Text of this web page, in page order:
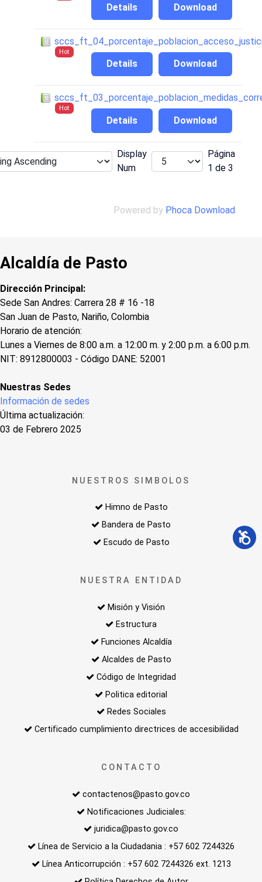
Download
Details
Hot
Download
Details
Hot
Download
Details
Display
Num
Página
1 de 3
Powered by Phoca Download
Alcaldía de Pasto
Dirección Principal:
Sede San Andres: Carrera 28 # 16 -18
San Juan de Pasto, Nariño, Colombia
Horario de atención:
Lunes a Viernes de 8:00 a.m. a 12:00 m. y 2:00 p.m. a 6:00 p.m.
NIT: 8912800003 - Código DANE: 52001
Nuestras Sedes
Información de sedes
Última actualización:
03 de Febrero 2025
NUESTROS SIMBOLOS
Himno de Pasto
Bandera de Pasto
Escudo de Pasto
NUESTRA ENTIDAD
Misión y Visión
Estructura
Funciones Alcaldía
Alcaldes de Pasto
Código de Integridad
Politica editorial
Redes Sociales
Certificado cumplimiento directrices de accesibilidad
CONTACTO
contactenos@pasto.gov.co
Notificaciones Judiciales:
juridica@pasto.gov.co
Línea de Servicio a la Ciudadania : +57 602 7244326
Línea Anticorrupción : +57 602 7244326 ext. 1213